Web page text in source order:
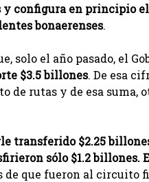
configura en principio
bonaerenses.
solo el año pasado, el
$3.5 billones. De esa
rutas y de esa suma,
transferido $2.25
sólo $1.2 billones.
de que fueron al circuito